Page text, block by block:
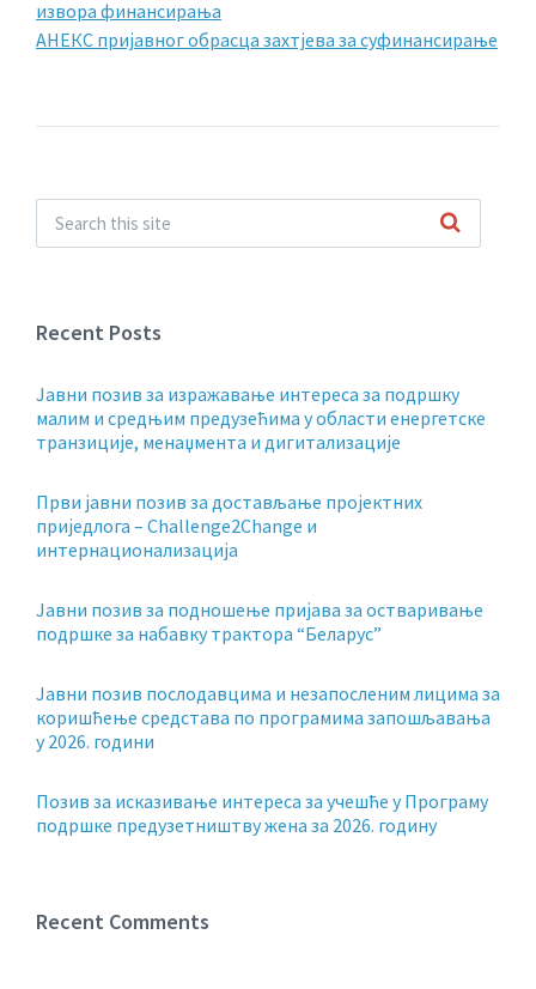
извора финансирања
АНЕКС пријавног обрасца захтјева за суфинансирање
Recent Posts
Jавни позив за изражавање интереса за подршку
малим и средњим предузећима у области енергетске
транзиције, менаџмента и дигитализације
Први јавни позив за достављање пројектних
приједлога – Challenge2Change и
интернационализација
Јавни позив за подношење пријава за остваривање
подршке за набавку трактора “Беларус”
Јавни позив послодавцима и незапосленим лицима за
коришћење средстава по програмима запошљавања
у 2026. години
Позив за исказивање интереса за учешће у Програму
подршке предузетништву жена за 2026. годину
Recent Comments